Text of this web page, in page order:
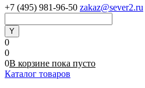
+7 (495) 981-96-50 zakaz@sever2.ru
0
0
0В корзине пока пусто
Каталог товаров